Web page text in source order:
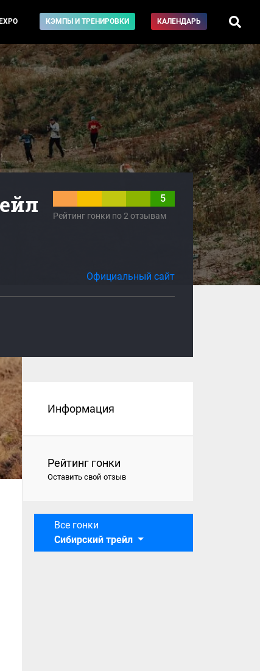
КЭМПЫ И ТРЕНИРОВКИ КАЛЕНДАРЬ
5
Рейтинг гонки по 2 отзывам
Официальный сайт
Информация
Рейтинг гонки
Оставить свой отзыв
Все гонки
Сибирский трейл